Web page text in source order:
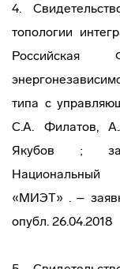
4.
топологии
Российская
типа с
С.А. Филатов,
Якубов ;
Национальный
«МИЭТ» . –
опубл. 26.04.2018